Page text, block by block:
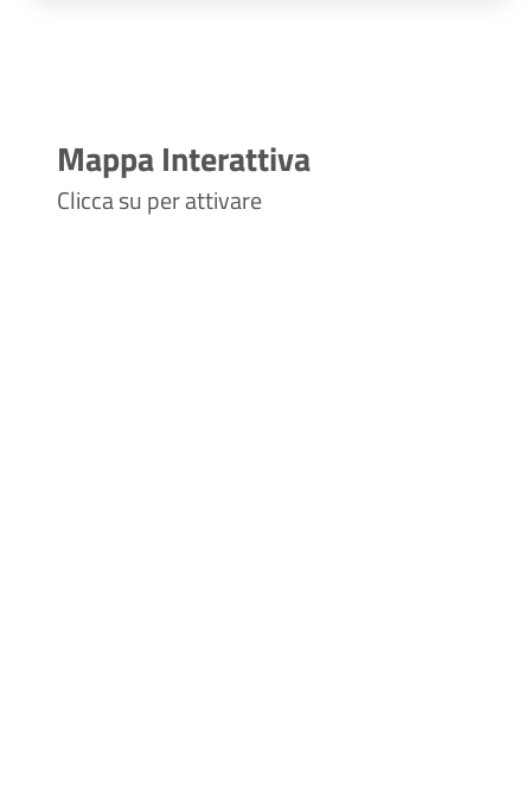
Mappa Interattiva
Clicca su per attivare